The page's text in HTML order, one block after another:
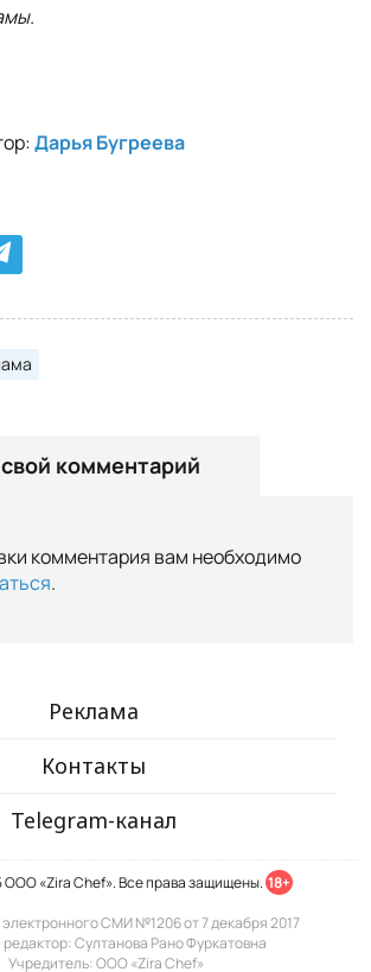
Дарья Бугреева
комментарий
комментария вам необходимо
.
Реклама
Контакты
Telegram-канал
ООО «Zira Chef». Все права защищены. 18+
СМИ №1206 от 7 декабря 2017
редактор: Султанова Рано Фуркатовна
Учредитель: ООО «Zira Chef»